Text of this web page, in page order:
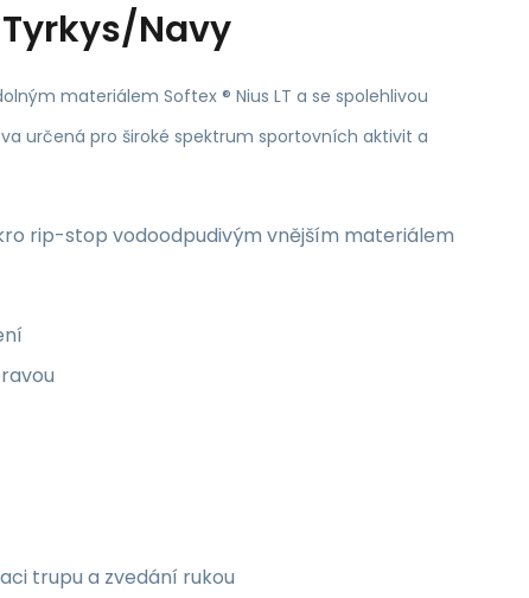
Navy
materiálem Softex ® Nius LT a se spolehlivou
určená pro široké spektrum sportovních aktivit a
rip-stop vodoodpudivým vnějším materiálem
trupu a zvedání rukou